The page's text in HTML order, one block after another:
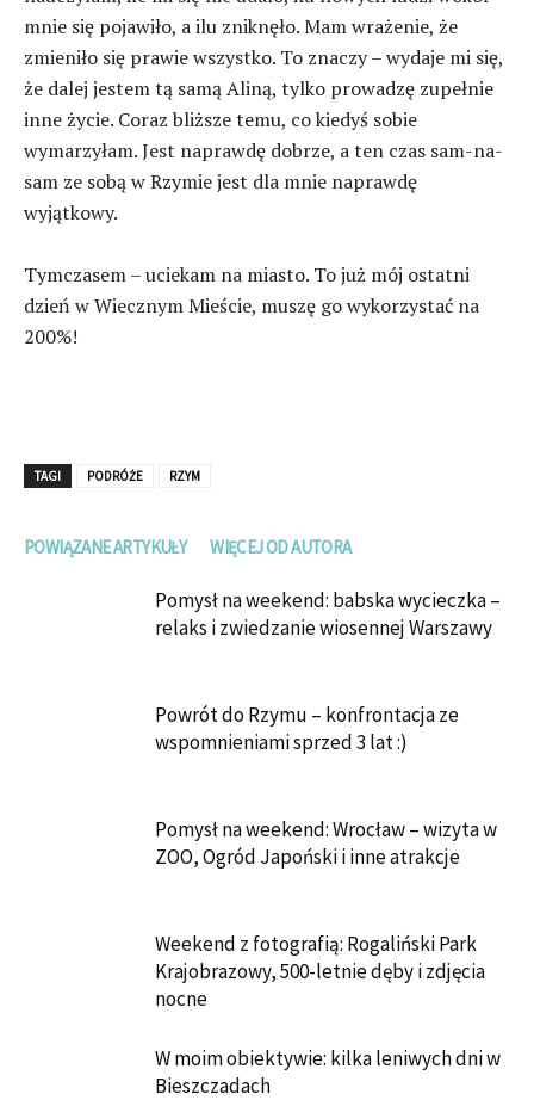
mnie się pojawiło, a ilu zniknęło. Mam wrażenie, że
zmieniło się prawie wszystko. To znaczy – wydaje mi się,
że dalej jestem tą samą Aliną, tylko prowadzę zupełnie
inne życie. Coraz bliższe temu, co kiedyś sobie
wymarzyłam. Jest naprawdę dobrze, a ten czas sam-na-
sam ze sobą w Rzymie jest dla mnie naprawdę
wyjątkowy.
Tymczasem – uciekam na miasto. To już mój ostatni
dzień w Wiecznym Mieście, muszę go wykorzystać na
200%!
TAGI PODRÓŻE RZYM
POWIĄZANE ARTYKUŁY WIĘCEJ OD AUTORA
Pomysł na weekend: babska wycieczka –
relaks i zwiedzanie wiosennej Warszawy
Powrót do Rzymu – konfrontacja ze
wspomnieniami sprzed 3 lat :)
Pomysł na weekend: Wrocław – wizyta w
ZOO, Ogród Japoński i inne atrakcje
Weekend z fotografią: Rogaliński Park
Krajobrazowy, 500-letnie dęby i zdjęcia
nocne
W moim obiektywie: kilka leniwych dni w
Bieszczadach